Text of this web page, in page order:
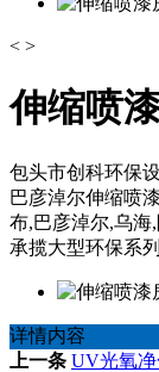
< >
伸缩喷
包头市创科环保
巴彦淖尔伸缩喷
布,巴彦淖尔,乌海
承揽大型环保系
详情内容
上一条 UV光氧